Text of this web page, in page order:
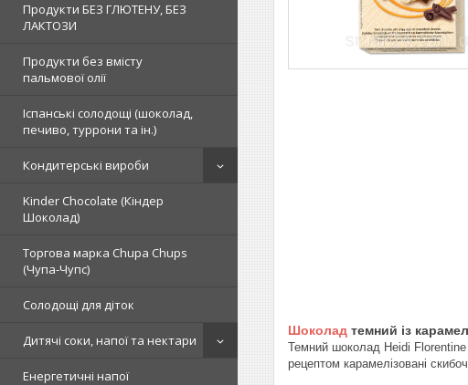
Продукти БЕЗ ГЛЮТЕНУ, БЕЗ
ЛАКТОЗИ
Продукти без вмісту
пальмової олії
Іспанські солодощі (шоколад,
печиво, туррони та ін.)
Кондитерські вироби
Kinder Chocolate (Кіндер
Шоколад)
Торгова марка Chupa Chups
(Чупа-Чупс)
Солодощі для діток
Дитячі соки, напої та нектари
Енергетичні напої
Шоколад темний із
Темний шоколад Heidi
рецептом карамелізовані